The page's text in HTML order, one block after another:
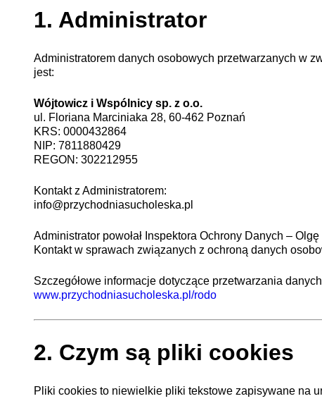
1. Administrator
Administratorem danych osobowych przetwarzanych w
jest:
Wójtowicz i Wspólnicy sp. z o.o.
ul. Floriana Marciniaka 28, 60-462 Poznań
KRS: 0000432864
NIP: 7811880429
REGON: 302212955
Kontakt z Administratorem:
info@przychodniasucholeska.pl
Administrator powołał Inspektora Ochrony Danych –
Kontakt w sprawach związanych z ochroną danych
Szczegółowe informacje dotyczące przetwarzania
www.przychodniasucholeska.pl/rodo
2. Czym są pliki cookies
Pliki cookies to niewielkie pliki tekstowe zapisywane na